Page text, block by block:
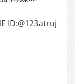
ID:@123atruj